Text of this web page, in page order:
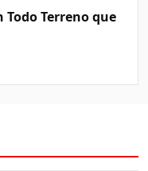
Todo Terreno que